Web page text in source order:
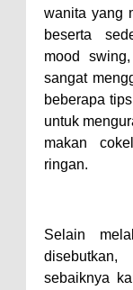
wanita yang
beserta
mood
sangat
beberapa
untuk
makan
ringan.
Selain
sebaiknya